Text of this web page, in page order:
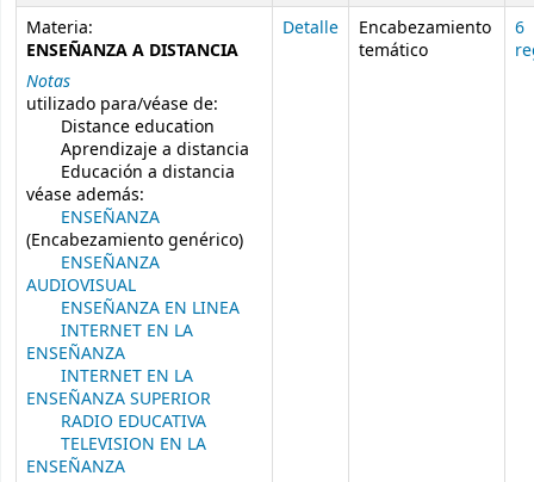
Materia:
ENSEÑANZA A DISTANCIA
Notas
utilizado para/véase de:
Distance education
Aprendizaje a distancia
Educación a distancia
véase además:
ENSEÑANZA
(Encabezamiento genérico)
ENSEÑANZA
AUDIOVISUAL
ENSEÑANZA EN LINEA
INTERNET EN LA
ENSEÑANZA
INTERNET EN LA
ENSEÑANZA SUPERIOR
RADIO EDUCATIVA
TELEVISION EN LA
ENSEÑANZA
Detalle
Encabezamiento
temático
6